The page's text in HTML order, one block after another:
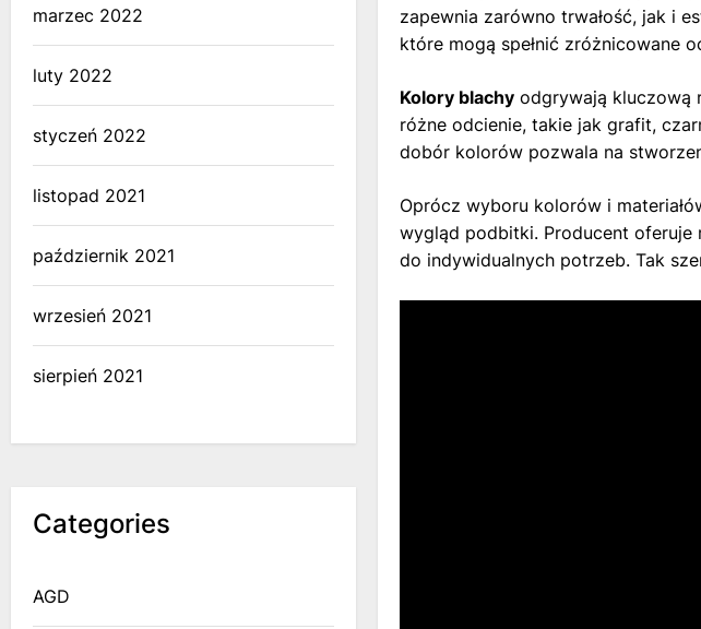
zapewnia zarówno trwałość, jak i
które mogą spełnić zróżnicowane
Kolory blachy odgrywają kluczową
różne odcienie, takie jak grafit,
dobór kolorów pozwala na
Oprócz wyboru kolorów i
wygląd podbitki. Producent oferuje
do indywidualnych potrzeb. Tak
marzec 2022
luty 2022
styczeń 2022
listopad 2021
październik 2021
wrzesień 2021
sierpień 2021
Categories
AGD